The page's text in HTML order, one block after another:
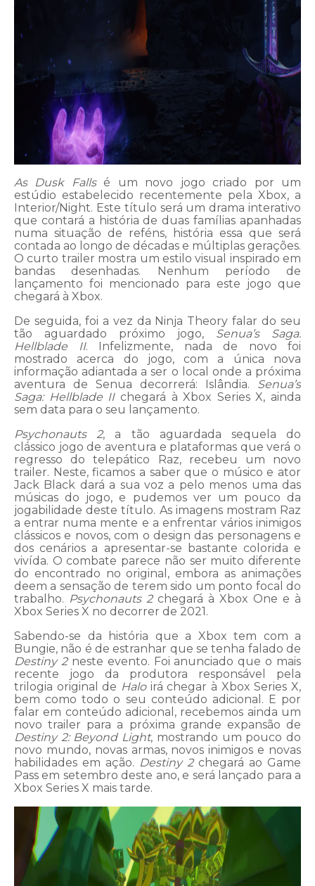
As Dusk Fallsé um novo jogo criado por um
estúdio estabelecido recentemente pela Xbox, a
Interior/Night. Este título será um drama interativo
que contará a história de duas famílias apanhadas
numa situação de reféns, história essa que será
contada ao longo de décadas e múltiplas gerações.
O curto trailer mostra um estilo visual inspirado em
bandas desenhadas. Nenhum período de
lançamento foi mencionado para este jogo que
chegará à Xbox.
De seguida, foi a vez da Ninja Theory falar do seu
tão aguardado próximo jogo, Senua’s Saga:
Hellblade II. Infelizmente, nada de novo foi
mostrado acerca do jogo, com a única nova
informação adiantada a ser o local onde a próxima
aventura de Senua decorrerá: Islândia. Senua’s
Saga: Hellblade IIchegará à Xbox Series X, ainda
sem data para o seu lançamento.
Psychonauts 2, a tão aguardada sequela do
clássico jogo de aventura e plataformas que verá o
regresso do telepático Raz, recebeu um novo
trailer. Neste, ficamos a saber que o músico e ator
Jack Black dará a sua voz a pelo menos uma das
músicas do jogo, e pudemos ver um pouco da
jogabilidade deste título. As imagens mostram Raz
a entrar numa mente e a enfrentar vários inimigos
clássicos e novos, com o design das personagens e
dos cenários a apresentar-se bastante colorida e
vivída. O combate parece não ser muito diferente
do encontrado no original, embora as animações
deem a sensação de terem sido um ponto focal do
trabalho. Psychonauts 2chegará à Xbox One e à
Xbox Series X no decorrer de 2021.
Sabendo-se da história que a Xbox tem com a
Bungie, não é de estranhar que se tenha falado de
Destiny 2neste evento. Foi anunciado que o mais
recente jogo da produtora responsável pela
trilogia original de Haloirá chegar à Xbox Series X,
bem como todo o seu conteúdo adicional. E por
falar em conteúdo adicional, recebemos ainda um
novo trailer para a próxima grande expansão de
Destiny 2: Beyond Light, mostrando um pouco do
novo mundo, novas armas, novos inimigos e novas
habilidades em ação. Destiny 2chegará ao Game
Pass em setembro deste ano, e será lançado para a
Xbox Series X mais tarde.